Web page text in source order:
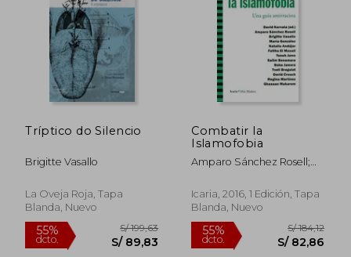
dcto. dcto. S/
Tríptico do Silencio
Brigitte Vasallo
La Oveja Roja, Tapa
Blanda, Nuevo
Combatir la
Islamofobia
Amparo Sánchez Rosell;
González; Natalia Andújar;
Fatiha El Mouali; Teneh
Jawo; Salim Benamara;
Baba Jawara; Txell
Bragulat; David Crouch;
Icaria, 2016, 1 Edición, Tapa
Blanda, Nuevo